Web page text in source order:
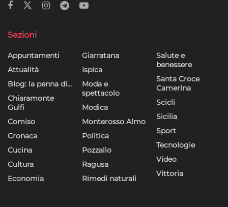
Sezioni
Appuntamenti
Attualità
Blog: la penna di…
Chiaramonte
Gulfi
Comiso
Cronaca
Cucina
Cultura
Economia
Giarratana
Ispica
Moda e
spettacolo
Modica
Monterosso Almo
Politica
Pozzallo
Ragusa
Rimedi naturali
Salute e
benessere
Santa Croce
Camerina
Scicli
Sicilia
Sport
Tecnologie
Video
Vittoria